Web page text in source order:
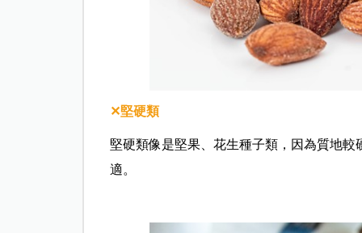
✕堅硬類
堅硬類像是堅果、花生種子類，因為質地
適。